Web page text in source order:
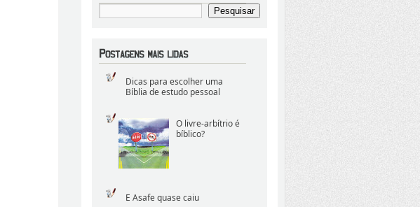
Dicas para escolher uma
Bíblia de estudo pessoal
O livre-arbítrio é
bíblico?
E Asafe quase caiu